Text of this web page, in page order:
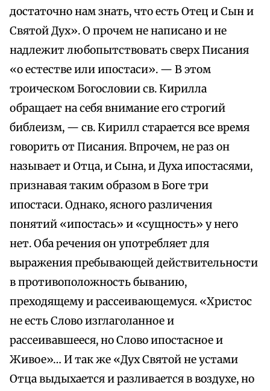
достаточно нам знать, что есть Отец и Сын и
Святой Дух». О прочем не написано и не
надлежит любопытствовать сверх Писания
«о естестве или ипостаси». — В этом
троическом Богословии св. Кирилла
обращает на себя внимание его строгий
библеизм, — св. Кирилл старается все время
говорить от Писания. Впрочем, не раз он
называет и Отца, и Сына, и Духа ипостасями,
признавая таким образом в Боге три
ипостаси. Однако, ясного различения
понятий «ипостась» и «сущность» у него
нет. Оба речения он употребляет для
выражения пребывающей действительности
в противоположность быванию,
преходящему и рассеивающемуся. «Христос
не есть Слово изглаголанное и
рассеивавшееся, но Слово ипостасное и
Живое»… И так же «Дух Святой не устами
Отца выдыхается и разливается в воздухе, но